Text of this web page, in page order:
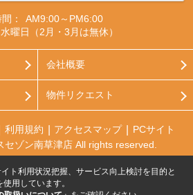
：
AM9:00～PM6:00
水曜日（2月・3月は無休）
会社概要
物件リクエスト
利用規約 アクセスマップ
PCサイト
セゾン南草津店 All rights reserved.
ト利用状況把握、サービス向上検討を目的と
用しています。